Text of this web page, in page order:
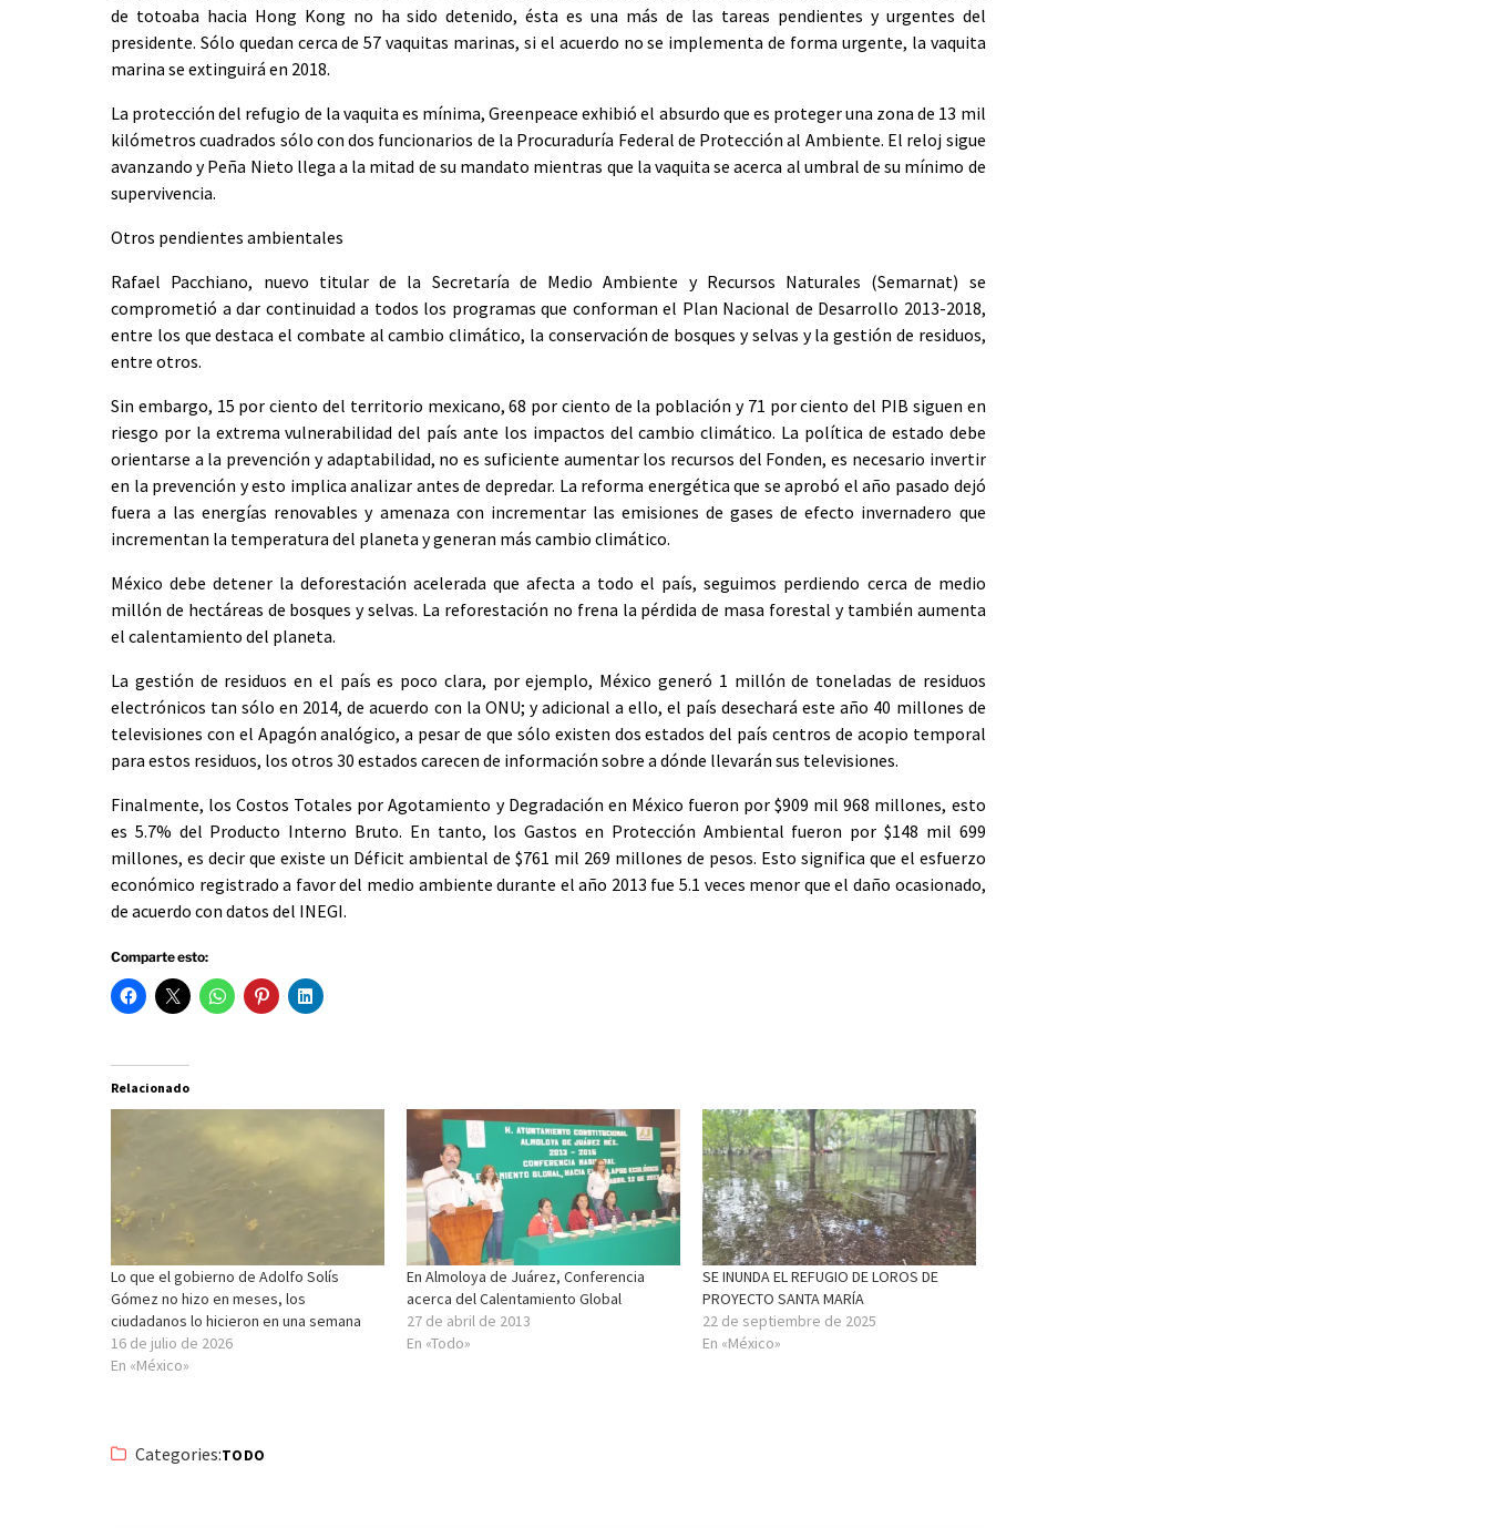
de totoaba hacia Hong Kong no ha sido detenido, ésta es una más de las tareas pendientes y urgentes del
presidente. Sólo quedan cerca de 57 vaquitas marinas, si el acuerdo no se implementa de forma urgente, la vaquita
marina se extinguirá en 2018.
La protección del refugio de la vaquita es mínima, Greenpeace exhibió el absurdo que es proteger una zona de 13 mil
kilómetros cuadrados sólo con dos funcionarios de la Procuraduría Federal de Protección al Ambiente. El reloj sigue
avanzando y Peña Nieto llega a la mitad de su mandato mientras que la vaquita se acerca al umbral de su mínimo de
supervivencia.
Otros pendientes ambientales
Rafael Pacchiano, nuevo titular de la Secretaría de Medio Ambiente y Recursos Naturales (Semarnat) se
comprometió a dar continuidad a todos los programas que conforman el Plan Nacional de Desarrollo 2013-2018,
entre los que destaca el combate al cambio climático, la conservación de bosques y selvas y la gestión de residuos,
entre otros.
Sin embargo, 15 por ciento del territorio mexicano, 68 por ciento de la población y 71 por ciento del PIB siguen en
riesgo por la extrema vulnerabilidad del país ante los impactos del cambio climático. La política de estado debe
orientarse a la prevención y adaptabilidad, no es suficiente aumentar los recursos del Fonden, es necesario invertir
en la prevención y esto implica analizar antes de depredar. La reforma energética que se aprobó el año pasado dejó
fuera a las energías renovables y amenaza con incrementar las emisiones de gases de efecto invernadero que
incrementan la temperatura del planeta y generan más cambio climático.
México debe detener la deforestación acelerada que afecta a todo el país, seguimos perdiendo cerca de medio
millón de hectáreas de bosques y selvas. La reforestación no frena la pérdida de masa forestal y también aumenta
el calentamiento del planeta.
La gestión de residuos en el país es poco clara, por ejemplo, México generó 1 millón de toneladas de residuos
electrónicos tan sólo en 2014, de acuerdo con la ONU; y adicional a ello, el país desechará este año 40 millones de
televisiones con el Apagón analógico, a pesar de que sólo existen dos estados del país centros de acopio temporal
para estos residuos, los otros 30 estados carecen de información sobre a dónde llevarán sus televisiones.
Finalmente, los Costos Totales por Agotamiento y Degradación en México fueron por $909 mil 968 millones, esto
es 5.7% del Producto Interno Bruto. En tanto, los Gastos en Protección Ambiental fueron por $148 mil 699
millones, es decir que existe un Déficit ambiental de $761 mil 269 millones de pesos. Esto significa que el esfuerzo
económico registrado a favor del medio ambiente durante el año 2013 fue 5.1 veces menor que el daño ocasionado,
de acuerdo con datos del INEGI.
Comparte esto:
Relacionado
Lo que el gobierno de Adolfo Solís
Gómez no hizo en meses, los
ciudadanos lo hicieron en una semana
16 de julio de 2026
En «México»
En Almoloya de Juárez, Conferencia
acerca del Calentamiento Global
27 de abril de 2013
En «Todo»
SE INUNDA EL REFUGIO DE LOROS DE
PROYECTO SANTA MARÍA
22 de septiembre de 2025
En «México»
Categories:TODO